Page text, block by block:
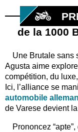
de la 1000
Une Brutale sans
Agusta aime
compétition, du
Ici, l’alliance se
automobile
de Varese devient
Prononcez